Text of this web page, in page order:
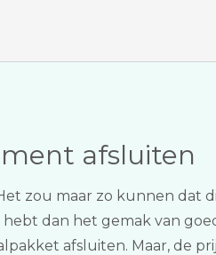
afsluiten
zou maar zo kunnen dat
hebt dan het gemak van
afsluiten. Maar, de